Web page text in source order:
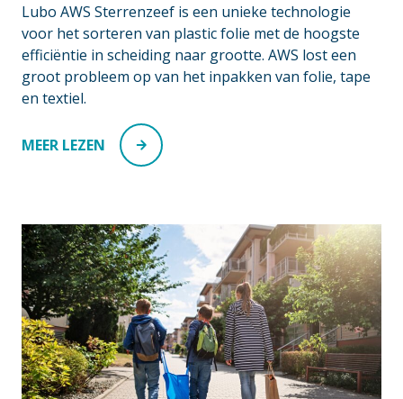
Lubo AWS Sterrenzeef is een unieke technologie
voor het sorteren van plastic folie met de hoogste
efficiëntie in scheiding naar grootte. AWS lost een
groot probleem op van het inpakken van folie, tape
en textiel.
MEER LEZEN